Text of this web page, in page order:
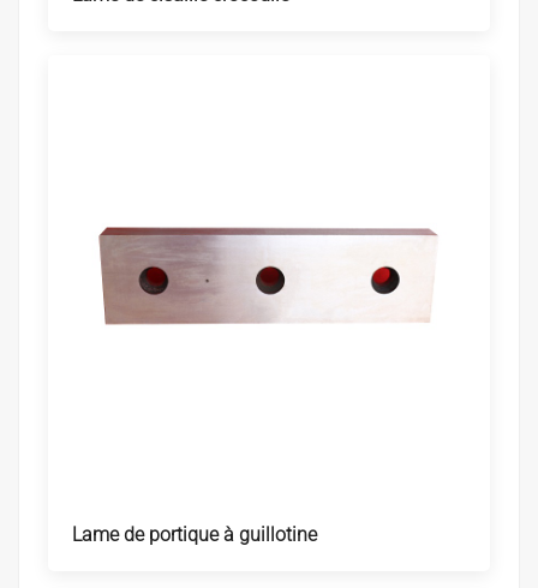
Lame de portique à guillotine